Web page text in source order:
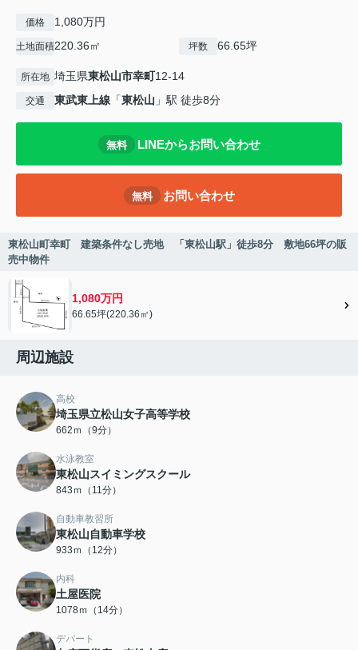
価格 1,080万円
土地面積220.36㎡ 坪数 66.65坪
所在地 埼玉県東松山市幸町12-14
交通 東武東上線 「東松山 」駅 徒歩8分
無料 LINEからお問い合わせ
無料 お問い合わせ
東松山町幸町 建築条件なし売地 「東松山駅」徒歩8分 敷地66坪の販
売中物件
1,080万円
66.65坪(220.36㎡)
周辺施設
高校
埼玉県立松山女子高等学校
662ｍ（9分）
水泳教室
東松山スイミングスクール
843ｍ（11分）
自動車教習所
東松山自動車学校
933ｍ（12分）
内科
土屋医院
1078ｍ（14分）
デパート